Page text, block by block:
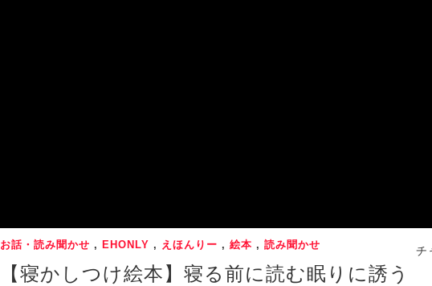
チ
お話・読み聞かせ , EHONLY , えほんりー , 絵本 , 読み聞かせ
【寝かしつけ絵本】寝る前に読む眠りに誘う